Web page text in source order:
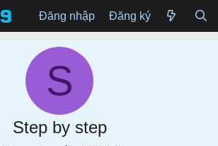
Đăng nhập Đăng ký
S
Step by step